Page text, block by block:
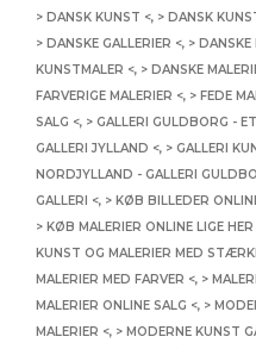
> DANSK KUNST <, > DANSK
> DANSKE GALLERIER <, >
KUNSTMALER <, > DANSKE
FARVERIGE MALERIER <, > FEDE
SALG <, > GALLERI GULDBORG -
GALLERI JYLLAND <, > GALLERI
NORDJYLLAND - GALLERI
GALLERI <, > KØB BILLEDER
> KØB MALERIER ONLINE LIGE HER
KUNST OG MALERIER MED
MALERIER MED FARVER <, >
MALERIER ONLINE SALG <, >
MALERIER <, > MODERNE KUNST